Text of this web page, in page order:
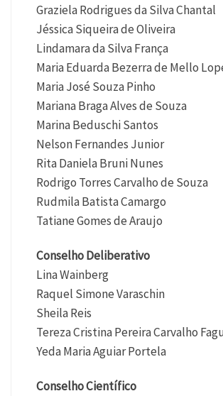
Graziela Rodrigues da Silva Chantal
Jéssica Siqueira de Oliveira
Lindamara da Silva França
Maria Eduarda Bezerra de Mello
Maria José Souza Pinho
Mariana Braga Alves de Souza
Marina Beduschi Santos
Nelson Fernandes Junior
Rita Daniela Bruni Nunes
Rodrigo Torres Carvalho de Souza
Rudmila Batista Camargo
Tatiane Gomes de Araujo
Conselho Deliberativo
Lina Wainberg
Raquel Simone Varaschin
Sheila Reis
Tereza Cristina Pereira Carvalho
Yeda Maria Aguiar Portela
Conselho Científico